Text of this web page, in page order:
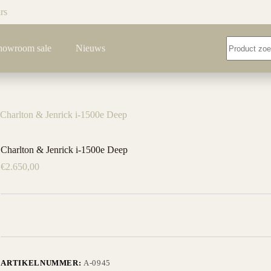
sale Nieuws
resultaten
Charlton & Jenrick i-1500e Deep
Charlton & Jenrick i-1500e Deep
€2.650,00
ARTIKELNUMMER:A-0945